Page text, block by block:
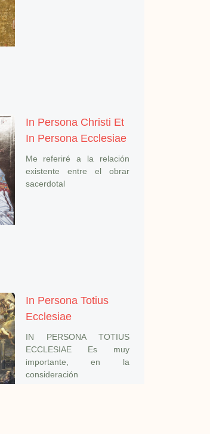
In Persona Christi Et
In Persona Ecclesiae
Me referiré a la relación
existente entre el obrar
sacerdotal
In Persona Totius
Ecclesiae
IN PERSONA TOTIUS
ECCLESIAE Es muy
importante, en la
consideración